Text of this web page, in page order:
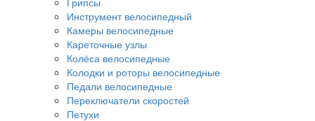
Инструмент велосипедный
Камеры велосипедные
Кареточные узлы
Колёса велосипедные
Колодки и роторы велосипедные
Педали велосипедные
Переключатели скоростей
Петухи